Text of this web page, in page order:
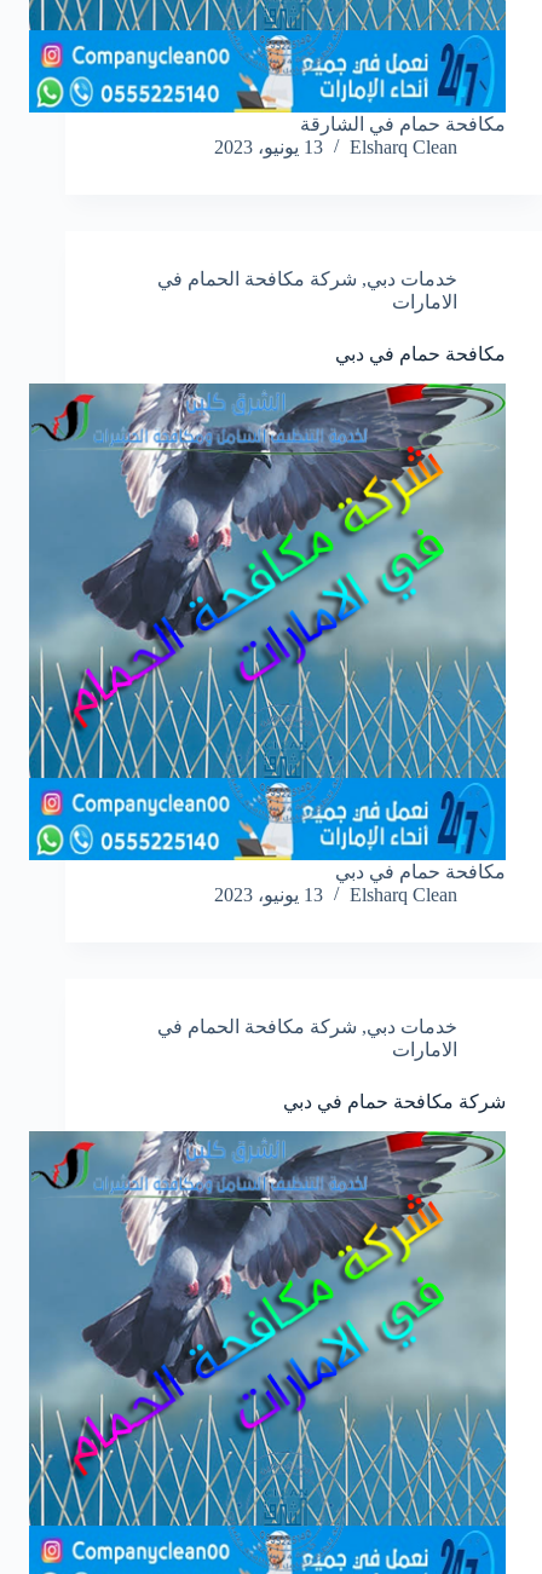
مكافحة حمام في الشارقة
Elsharq Clean
13 يونيو، 2023
خدمات دبي, شركة مكافحة الحمام في
الامارات
مكافحة حمام في دبي
مكافحة حمام في دبي
Elsharq Clean
13 يونيو، 2023
خدمات دبي, شركة مكافحة الحمام في
الامارات
شركة مكافحة حمام في دبي